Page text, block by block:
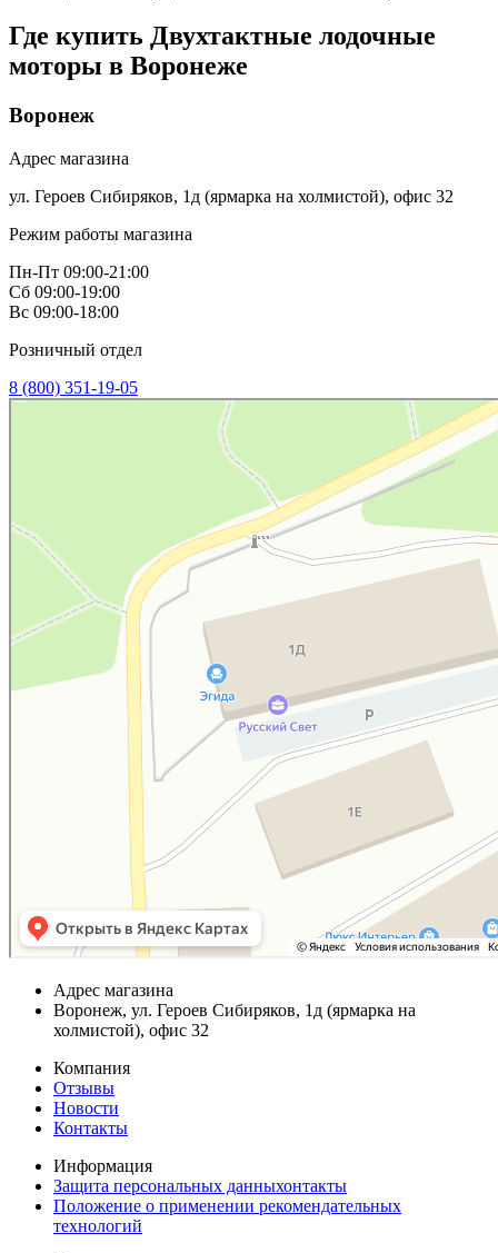
Где купить Двухтактные лодочные
моторы в Воронеже
Воронеж
Адрес магазина
ул. Героев Сибиряков, 1д (ярмарка на холмистой), офис 32
Режим работы магазина
Пн-Пт 09:00-21:00
Сб 09:00-19:00
Вс 09:00-18:00
Розничный отдел
8 (800) 351-19-05
Адрес магазина
Воронеж, ул. Героев Сибиряков, 1д (ярмарка на
холмистой), офис 32
Компания
Отзывы
Новости
Контакты
Информация
Защита персональных данныхонтакты
Положение о применении рекомендательных
технологий